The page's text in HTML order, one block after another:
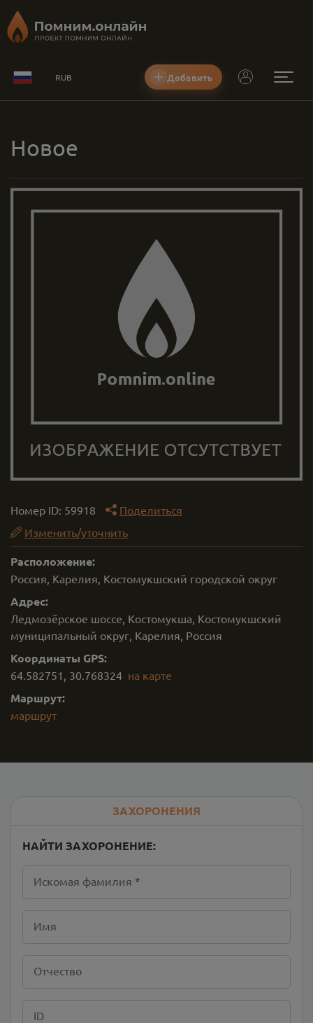
RUB Добавить
Новое
Номер ID: 59918
Поделиться
Изменить/уточнить
Расположение:
Россия, Карелия, Костомукшский городской округ
Адрес:
Ледмозёрское шоссе, Костомукша, Костомукшский
муниципальный округ, Карелия, Россия
Координаты GPS:
64.582751 , 30.768324 на карте
Маршрут:
маршрут
ЗАХОРОНЕНИЯ
НАЙТИ ЗАХОРОНЕНИЕ:
Искомая фамилия *
Имя
Отчество
ID